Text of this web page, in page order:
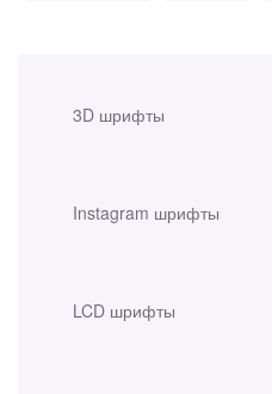
3D шрифты
Instagram шрифты
LCD шрифты